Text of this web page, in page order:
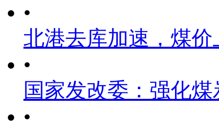
•
北港去库加速，煤
•
国家发改委：强化
•